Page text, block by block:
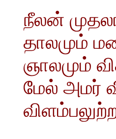
நீலன்
தாலமும்
ஞாலமும்
மேல் அமர்